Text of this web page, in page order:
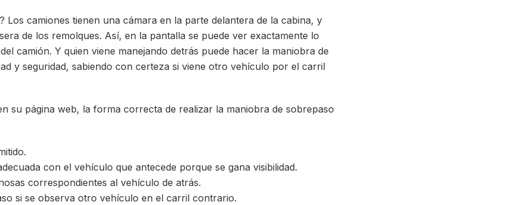
Los camiones tienen una cámara en la parte delantera de la cabina, y
de los remolques. Así, en la pantalla se puede ver exactamente lo
camión. Y quien viene manejando detrás puede hacer la maniobra de
y seguridad, sabiendo con certeza si viene otro vehículo por el carril
su página web, la forma correcta de realizar la maniobra de sobrepaso
con el vehículo que antecede porque se gana visibilidad.
correspondientes al vehículo de atrás.
si se observa otro vehículo en el carril contrario.